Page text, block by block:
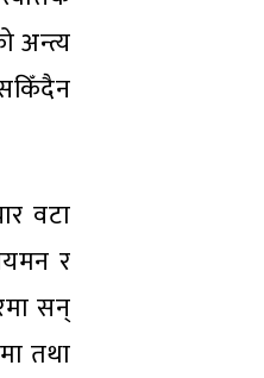
अन्त्य
वटा
र
सन्
तथा